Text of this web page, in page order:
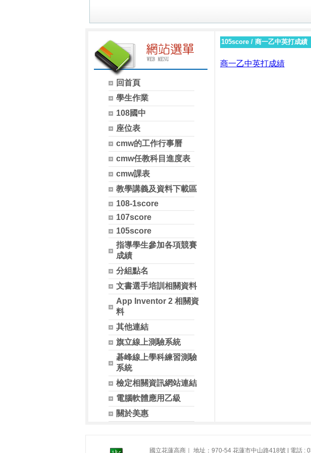
回首頁
學生作業
108國中
座位表
cmw的工作行事曆
cmw任教科目進度表
cmw課表
教學講義及資料下載區
108-1score
107score
105score
指導學生參加各項競賽
成績
分組點名
文書選手培訓相關資料
App Inventor 2 相關資
料
其他連結
旗立線上測驗系統
碁峰線上學科練習測驗
系統
檢定相關資訊網站連結
電腦軟體應用乙級
關於美惠
105score/ 商一乙中英打成績
商一乙中英打成績
國立花蓮高商｜ 地址：970-54 花蓮市中山路418號 | 電話 :